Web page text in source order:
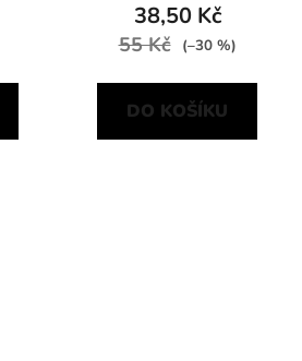
38,50 Kč
55 Kč (–30 %)
DO KOŠÍKU